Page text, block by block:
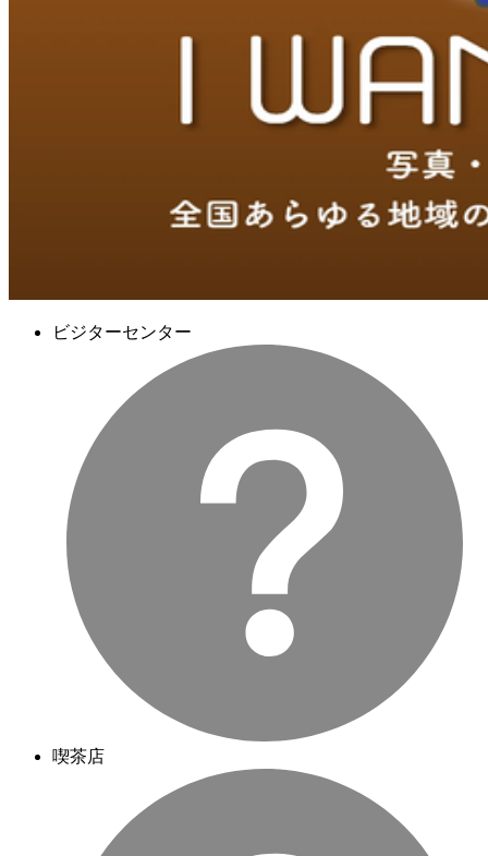
ビジターセンター
喫茶店